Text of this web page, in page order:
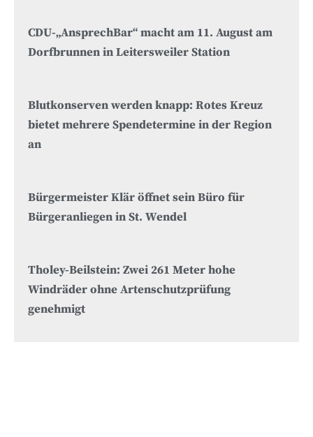
CDU-„AnsprechBar“ macht am 11. August am
Dorfbrunnen in Leitersweiler Station
Blutkonserven werden knapp: Rotes Kreuz
bietet mehrere Spendetermine in der Region
an
Bürgermeister Klär öffnet sein Büro für
Bürgeranliegen in St. Wendel
Tholey-Beilstein: Zwei 261 Meter hohe
Windräder ohne Artenschutzprüfung
genehmigt